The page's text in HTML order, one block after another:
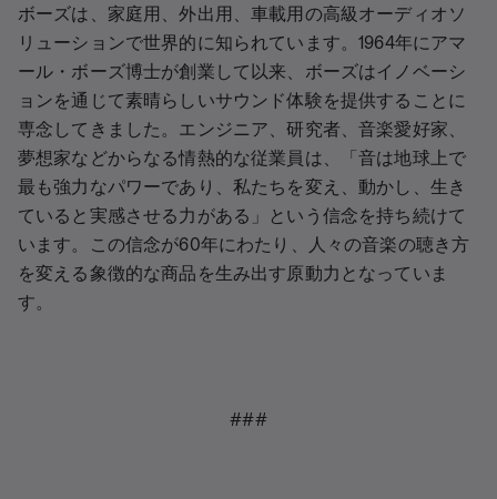
ボーズは、家庭用、外出用、車載用の高級オーディオソ
リューションで世界的に知られています。1964年にアマ
ール・ボーズ博士が創業して以来、ボーズはイノベーシ
ョンを通じて素晴らしいサウンド体験を提供することに
専念してきました。エンジニア、研究者、音楽愛好家、
夢想家などからなる情熱的な従業員は、「音は地球上で
最も強力なパワーであり、私たちを変え、動かし、生き
ていると実感させる力がある」という信念を持ち続けて
います。この信念が60年にわたり、人々の音楽の聴き方
を変える象徴的な商品を生み出す原動力となっていま
す。
###